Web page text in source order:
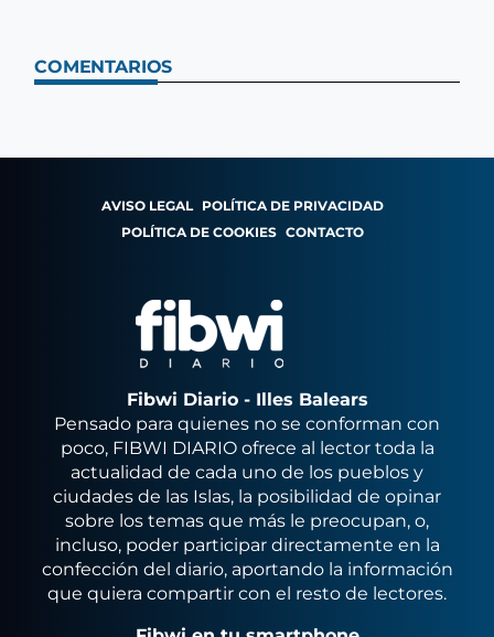
COMENTARIOS
AVISO LEGAL POLÍTICA DE PRIVACIDAD
POLÍTICA DE COOKIES CONTACTO
Fibwi Diario - Illes Balears
Pensado para quienes no se conforman con
poco, FIBWI DIARIO ofrece al lector toda la
actualidad de cada uno de los pueblos y
ciudades de las Islas, la posibilidad de opinar
sobre los temas que más le preocupan, o,
incluso, poder participar directamente en la
confección del diario, aportando la información
que quiera compartir con el resto de lectores.